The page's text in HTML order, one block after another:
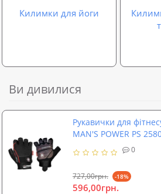
Килимки для йоги
Ви дивилися
Рукавички для
MAN'S POWER PS
0
727,00грн. -18%
596,00грн.